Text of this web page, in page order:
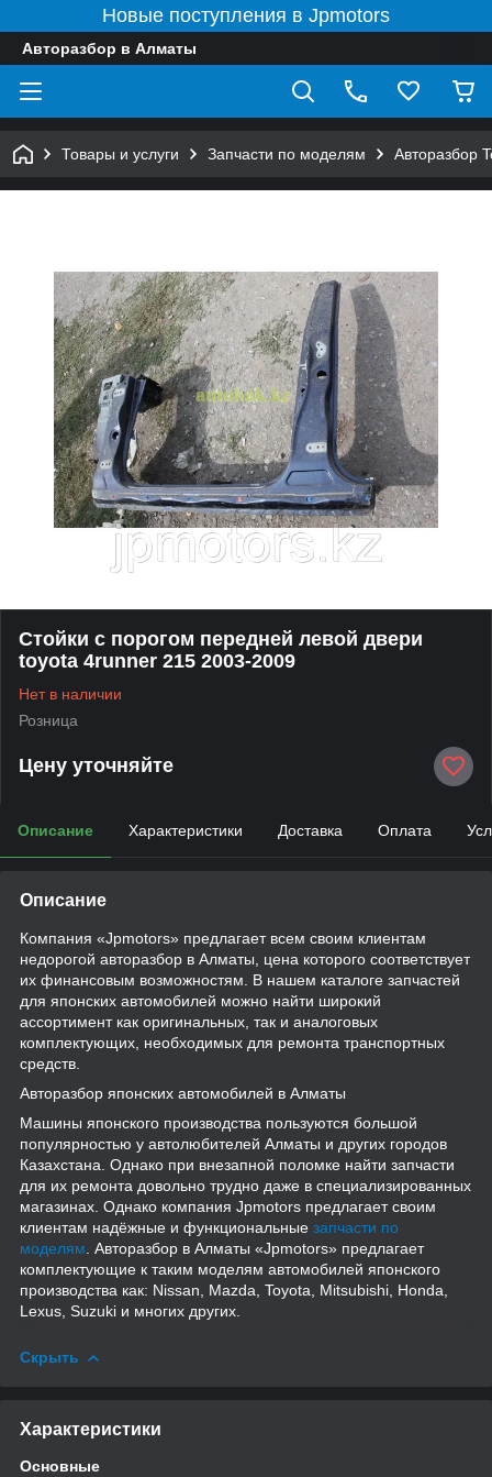
Новые поступления в Jpmotors
Авторазбор в Алматы
Товары и услуги Запчасти по моделям Авторазбор
Стойки с порогом передней левой двери
toyota 4runner 215 2003-2009
Нет в наличии
Розница
Цену уточняйте
Описание Характеристики Доставка Оплата
Описание
Компания «Jpmotors» предлагает всем своим клиентам
недорогой авторазбор в Алматы, цена которого соответствует
их финансовым возможностям. В нашем каталоге запчастей
для японских автомобилей можно найти широкий
ассортимент как оригинальных, так и аналоговых
комплектующих, необходимых для ремонта транспортных
средств.
Авторазбор японских автомобилей в Алматы
Машины японского производства пользуются большой
популярностью у автолюбителей Алматы и других городов
Казахстана. Однако при внезапной поломке найти запчасти
для их ремонта довольно трудно даже в специализированных
магазинах. Однако компания Jpmotors предлагает своим
клиентам надёжные и функциональные запчасти по
моделям . Авторазбор в Алматы «Jpmotors» предлагает
комплектующие к таким моделям автомобилей японского
производства как: Nissan, Mazda, Toyota, Mitsubishi, Honda,
Lexus, Suzuki и многих других.
Скрыть
Характеристики
Основные